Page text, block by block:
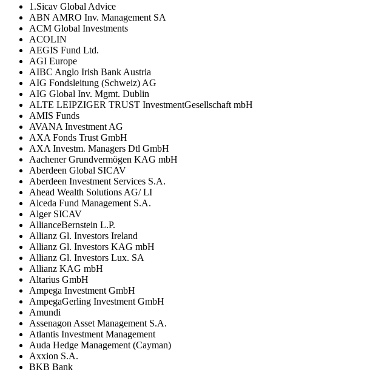
1.Sicav Global Advice
ABN AMRO Inv. Management SA
ACM Global Investments
ACOLIN
AEGIS Fund Ltd.
AGI Europe
AIBC Anglo Irish Bank Austria
AIG Fondsleitung (Schweiz) AG
AIG Global Inv. Mgmt. Dublin
ALTE LEIPZIGER TRUST InvestmentGesellschaft mbH
AMIS Funds
AVANA Investment AG
AXA Fonds Trust GmbH
AXA Investm. Managers Dtl GmbH
Aachener Grundvermögen KAG mbH
Aberdeen Global SICAV
Aberdeen Investment Services S.A.
Ahead Wealth Solutions AG/ LI
Alceda Fund Management S.A.
Alger SICAV
AllianceBernstein L.P.
Allianz Gl. Investors Ireland
Allianz Gl. Investors KAG mbH
Allianz Gl. Investors Lux. SA
Allianz KAG mbH
Altarius GmbH
Ampega Investment GmbH
AmpegaGerling Investment GmbH
Amundi
Assenagon Asset Management S.A.
Atlantis Investment Management
Auda Hedge Management (Cayman)
Axxion S.A.
BKB Bank